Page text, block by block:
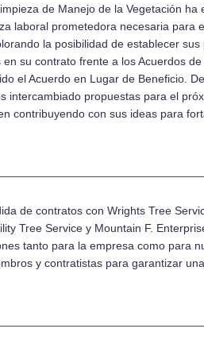
de Manejo de la Vegetación ha
laboral prometedora necesaria para
la posibilidad de establecer
su contrato frente a los Acuerdos
el Acuerdo en Lugar de Beneficio.
intercambiado propuestas para el
contribuyendo con sus ideas para
de contratos con Wrights Tree
Tree Service y Mountain F.
tanto para la empresa como para
y contratistas para garantizar